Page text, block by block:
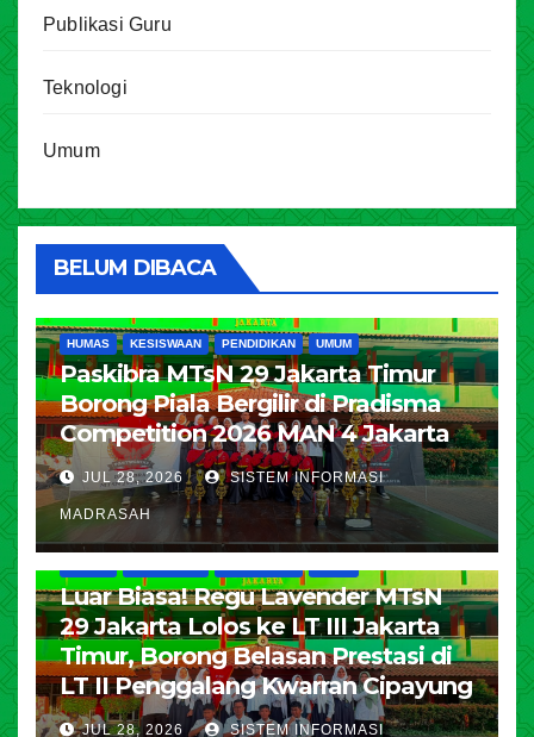
Publikasi Guru
Teknologi
Umum
BELUM DIBACA
HUMAS KESISWAAN PENDIDIKAN UMUM
Paskibra MTsN 29 Jakarta Timur
Borong Piala Bergilir di Pradisma
Competition 2026 MAN 4 Jakarta
JUL 28, 2026 SISTEM INFORMASI
MADRASAH
Luar Biasa! Regu Lavender MTsN
29 Jakarta Lolos ke LT III Jakarta
Timur, Borong Belasan Prestasi di
LT II Penggalang Kwarran Cipayung
JUL 28, 2026 SISTEM INFORMASI